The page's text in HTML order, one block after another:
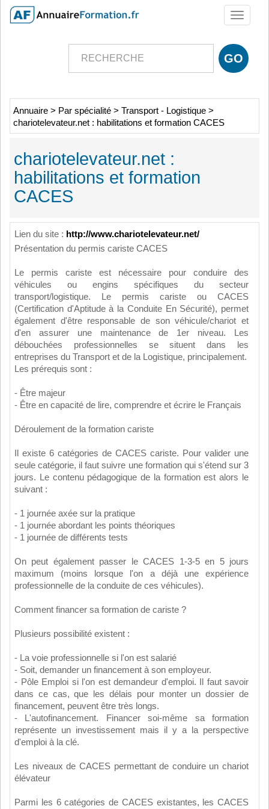
Toggle
Annuaire > Par spécialité > Transport - Logistique >
chariotelevateur.net : habilitations et formation CACES
chariotelevateur.net :
habilitations et formation
CACES
Lien du site : http://www.chariotelevateur.net/
Présentation du permis cariste CACES
Le permis cariste est nécessaire pour conduire des
véhicules ou engins spécifiques du secteur
transport/logistique. Le permis cariste ou CACES
(Certification d'Aptitude à la Conduite En Sécurité), permet
également d'être responsable de son véhicule/chariot et
d'en assurer une maintenance de 1er niveau. Les
débouchées professionnelles se situent dans les
entreprises du Transport et de la Logistique, principalement.
Les prérequis sont :
- Être majeur
- Être en capacité de lire, comprendre et écrire le Français
Déroulement de la formation cariste
Il existe 6 catégories de CACES cariste. Pour valider une
seule catégorie, il faut suivre une formation qui s'étend sur 3
jours. Le contenu pédagogique de la formation est alors le
suivant :
- 1 journée axée sur la pratique
- 1 journée abordant les points théoriques
- 1 journée de différents tests
On peut également passer le CACES 1-3-5 en 5 jours
maximum (moins lorsque l'on a déjà une expérience
professionnelle de la conduite de ces véhicules).
Comment financer sa formation de cariste ?
Plusieurs possibilité existent :
- La voie professionnelle si l'on est salarié
- Soit, demander un financement à son employeur.
- Pôle Emploi si l'on est demandeur d'emploi. Il faut savoir
dans ce cas, que les délais pour monter un dossier de
financement, peuvent être très longs.
- L'autofinancement. Financer soi-même sa formation
représente un investissement mais il y a la perspective
d'emploi à la clé.
Les niveaux de CACES permettant de conduire un chariot
élévateur
Parmi les 6 catégories de CACES existantes, les CACES